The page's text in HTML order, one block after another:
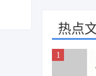
热点